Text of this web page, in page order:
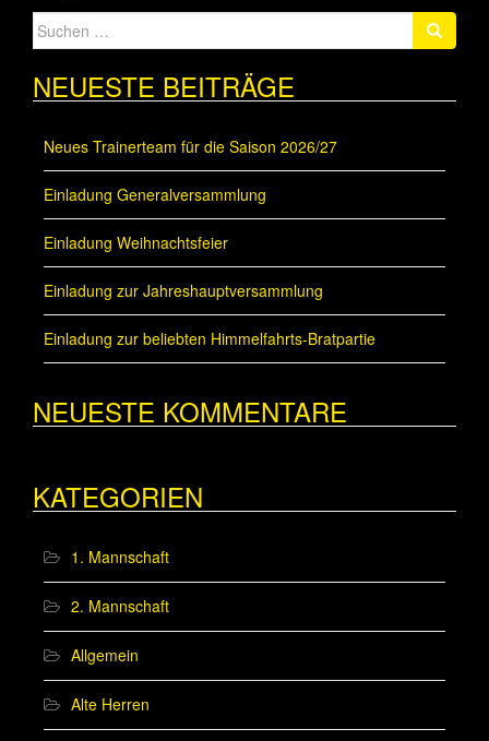
Suche
nach:
NEUESTE BEITRÄGE
Neues Trainerteam für die Saison 2026/27
Einladung Generalversammlung
Einladung Weihnachtsfeier
Einladung zur Jahreshauptversammlung
Einladung zur beliebten Himmelfahrts-Bratpartie
NEUESTE KOMMENTARE
KATEGORIEN
1. Mannschaft
2. Mannschaft
Allgemein
Alte Herren